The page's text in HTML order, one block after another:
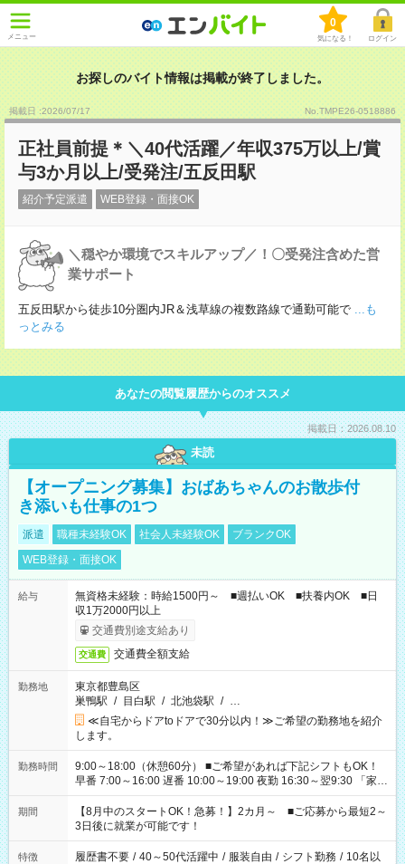
メニュー
0
気になる！ ログイン
お探しのバイト情報は掲載が終了しました。
掲載日 :2026/07/17 No.TMPE26-0518886
正社員前提＊＼40代活躍／年収375万以上/賞
与3か月以上/受発注/五反田駅
紹介予定派遣 WEB登録・面接OK
＼穏やか環境でスキルアップ／！〇受発注含めた営
業サポート
五反田駅から徒歩10分圏内JR＆浅草線の複数路線で通勤可能で ...も
っとみる
あなたの閲覧履歴からのオススメ
掲載日：2026.08.10
未読
【オープニング募集】おばあちゃんのお散歩付
き添いも仕事の1つ
派遣 職種未経験OK 社会人未経験OK
ブランクOK
WEB登録・面接OK
給与
無資格未経験：時給1500円～ ■週払いOK ■扶養内OK ■日
収1万2000円以上
交通費別途支給あり
交通費 交通費全額支給
勤務地
東京都豊島区
巣鴨駅 / 目白駅 / 北池袋駅 / …
≪自宅からドアtoドアで30分以内！≫ご希望の勤務地を紹介
します。
勤務時間
9:00～18:00（休憩60分） ■ご希望があれば下記シフトもOK！
早番 7:00～16:00 遅番 10:00～19:00 夜勤 16:30～翌9:30 「家族
と休みを合わせたい」 「余裕を持って夕飯の準備がしたい」
「できれば残業はしたくない」 など、ご希望を教えてください
ね。 ※Wワーク希望の方へ 今ご覧のお仕事で希望する勤務時間
と、もう1つのお仕事の勤務時間。 合計で週40時間を超える場
合は応募できません。
期間
【8月中のスタートOK！急募！】2カ月～ ■ご応募から最短2～
3日後に就業が可能です！
特徴 履歴書不要 / 40～50代活躍中 / 服装自由 / シフト勤務 / 10名以